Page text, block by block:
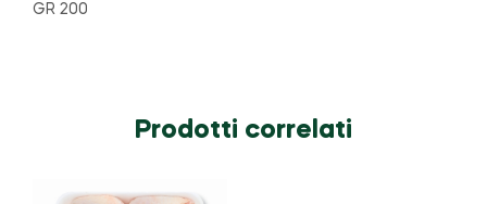
GR 200
Prodotti correlati